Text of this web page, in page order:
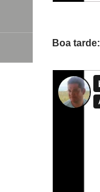
Boa tarde: